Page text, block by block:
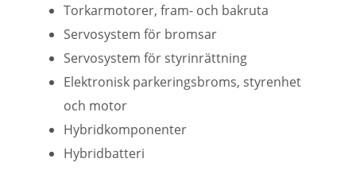
Torkarmotorer, fram- och bakruta
Servosystem för bromsar
Servosystem för styrinrättning
Elektronisk parkeringsbroms, styrenhet
och motor
Hybridkomponenter
Hybridbatteri